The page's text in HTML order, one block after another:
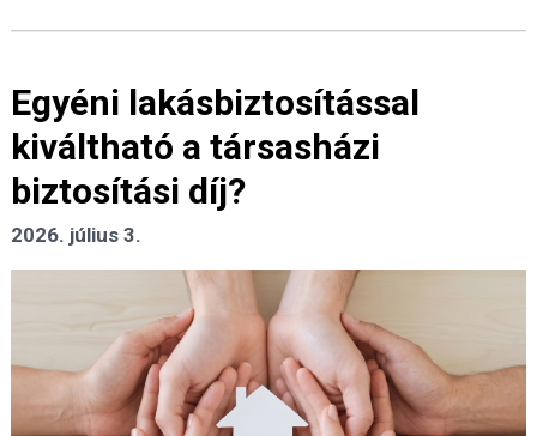
Egyéni lakásbiztosítással
kiváltható a társasházi
biztosítási díj?
2026. július 3.